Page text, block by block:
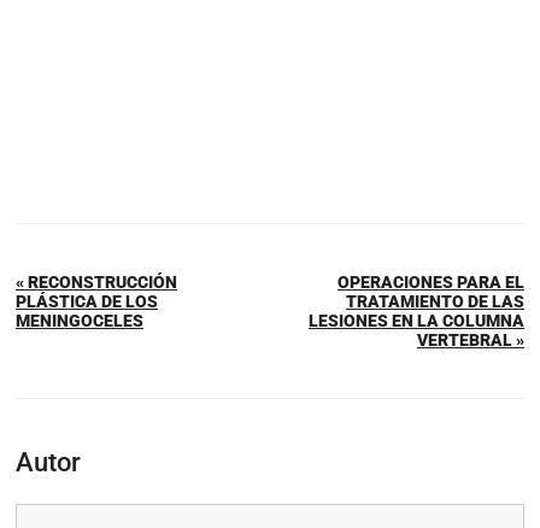
« RECONSTRUCCIÓN
PLÁSTICA DE LOS
MENINGOCELES
OPERACIONES PARA EL
TRATAMIENTO DE LAS
LESIONES EN LA COLUMNA
VERTEBRAL »
Autor